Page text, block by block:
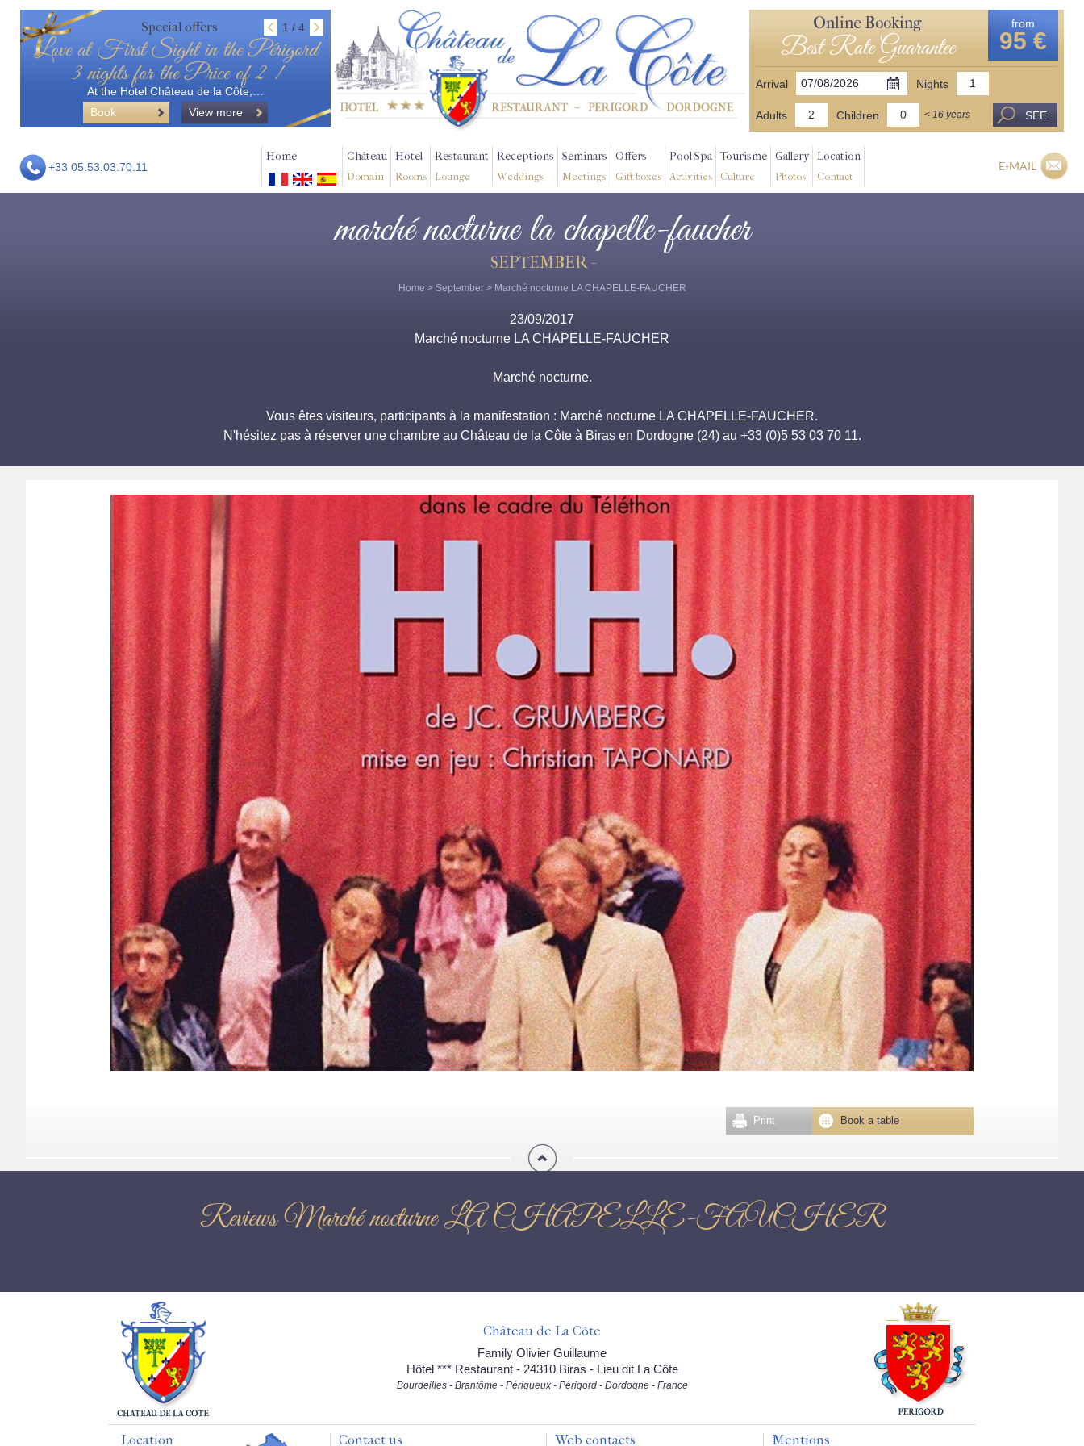
Special offers 1 / 4
Love at First Sight in the Périgord
3 nights for the Price of 2 !
At the Hotel Château de la Côte,…
Book
View more
Online Booking
Best Rate Guarantee
from
95 €
Arrival Nights
Adults Children < 16 years SEE
+33 05.53.03.70.11
Home Château
Domain
Hotel
Rooms
Restaurant
Lounge
Receptions
Weddings
Seminars
Meetings
Offers
Gift boxes
Pool Spa
Activities
Tourisme
Culture
Gallery
Photos
Location
Contact
E-MAIL
marché nocturne la chapelle-faucher
SEPTEMBER -
Home > September> Marché nocturne LA CHAPELLE-FAUCHER
23/09/2017
Marché nocturne LA CHAPELLE-FAUCHER
Marché nocturne.
Vous êtes visiteurs, participants à la manifestation : Marché nocturne LA CHAPELLE-FAUCHER.
N'hésitez pas à réserver une chambre au Château de la Côte à Biras en Dordogne (24) au +33 (0)5 53 03 70 11.
Book a table
Print
Reviews Marché nocturne LA CHAPELLE-FAUCHER
Château de La Côte
Family Olivier Guillaume
Hôtel *** Restaurant - 24310 Biras - Lieu dit La Côte
Bourdeilles - Brantôme - Périgueux - Périgord - Dordogne - France
Location Contact us Web contacts Mentions